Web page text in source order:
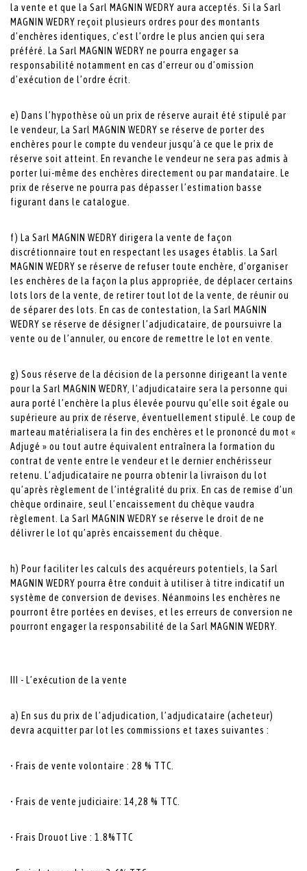
la vente et que la Sarl MAGNIN WEDRY aura acceptés. Si la Sarl
MAGNIN WEDRY reçoit plusieurs ordres pour des montants
d’enchères identiques, c’est l’ordre le plus ancien qui sera
préféré. La Sarl MAGNIN WEDRY ne pourra engager sa
responsabilité notamment en cas d’erreur ou d’omission
d’exécution de l’ordre écrit.
e) Dans l’hypothèse où un prix de réserve aurait été stipulé par
le vendeur, La Sarl MAGNIN WEDRY se réserve de porter des
enchères pour le compte du vendeur jusqu’à ce que le prix de
réserve soit atteint. En revanche le vendeur ne sera pas admis à
porter lui-même des enchères directement ou par mandataire. Le
prix de réserve ne pourra pas dépasser l’estimation basse
figurant dans le catalogue.
f) La Sarl MAGNIN WEDRY dirigera la vente de façon
discrétionnaire tout en respectant les usages établis. La Sarl
MAGNIN WEDRY se réserve de refuser toute enchère, d’organiser
les enchères de la façon la plus appropriée, de déplacer certains
lots lors de la vente, de retirer tout lot de la vente, de réunir ou
de séparer des lots. En cas de contestation, la Sarl MAGNIN
WEDRY se réserve de désigner l’adjudicataire, de poursuivre la
vente ou de l’annuler, ou encore de remettre le lot en vente.
g) Sous réserve de la décision de la personne dirigeant la vente
pour la Sarl MAGNIN WEDRY, l’adjudicataire sera la personne qui
aura porté l’enchère la plus élevée pourvu qu’elle soit égale ou
supérieure au prix de réserve, éventuellement stipulé. Le coup de
marteau matérialisera la fin des enchères et le prononcé du mot «
Adjugé » ou tout autre équivalent entraînera la formation du
contrat de vente entre le vendeur et le dernier enchérisseur
retenu. L’adjudicataire ne pourra obtenir la livraison du lot
qu’après règlement de l’intégralité du prix. En cas de remise d’un
chèque ordinaire, seul l’encaissement du chèque vaudra
règlement. La Sarl MAGNIN WEDRY se réserve le droit de ne
délivrer le lot qu’après encaissement du chèque.
h) Pour faciliter les calculs des acquéreurs potentiels, la Sarl
MAGNIN WEDRY pourra être conduit à utiliser à titre indicatif un
système de conversion de devises. Néanmoins les enchères ne
pourront être portées en devises, et les erreurs de conversion ne
pourront engager la responsabilité de la Sarl MAGNIN WEDRY.
III - L’exécution de la vente
a) En sus du prix de l’adjudication, l’adjudicataire (acheteur)
devra acquitter par lot les commissions et taxes suivantes :
• Frais de vente volontaire : 28 % TTC.
• Frais de vente judiciaire: 14,28 % TTC.
• Frais Drouot Live : 1.8%TTC